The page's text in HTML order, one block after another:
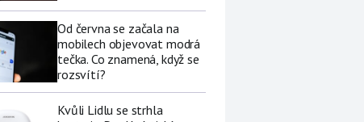
Od června se začala na
mobilech objevovat modrá
tečka. Co znamená, když se
rozsvítí?
Kvůli Lidlu se strhla